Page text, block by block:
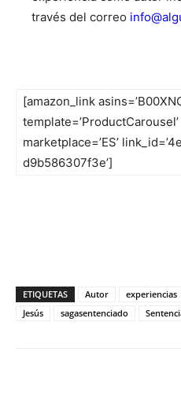
través del correo
[amazon_link
marketplace=’ES’
d9b586307f3e’]
ETIQUETAS Autor experiencias
Jesús
sagasentenciado